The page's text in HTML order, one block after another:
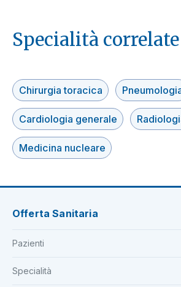
Specialità correlate
Chirurgia toracica
Cardiologia generale
Medicina nucleare
Offerta Sanitaria
Pazienti
Specialità